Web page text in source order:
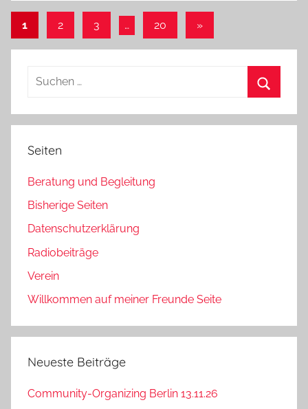
Seitennummerierung
der
Beiträge
1 2 3 … 20
Nächste
»
Suchen
Seiten
Beratung und Begleitung
Bisherige Seiten
Datenschutzerklärung
Radiobeiträge
Verein
Willkommen auf meiner Freunde Seite
Neueste Beiträge
Community-Organizing Berlin 13.11.26